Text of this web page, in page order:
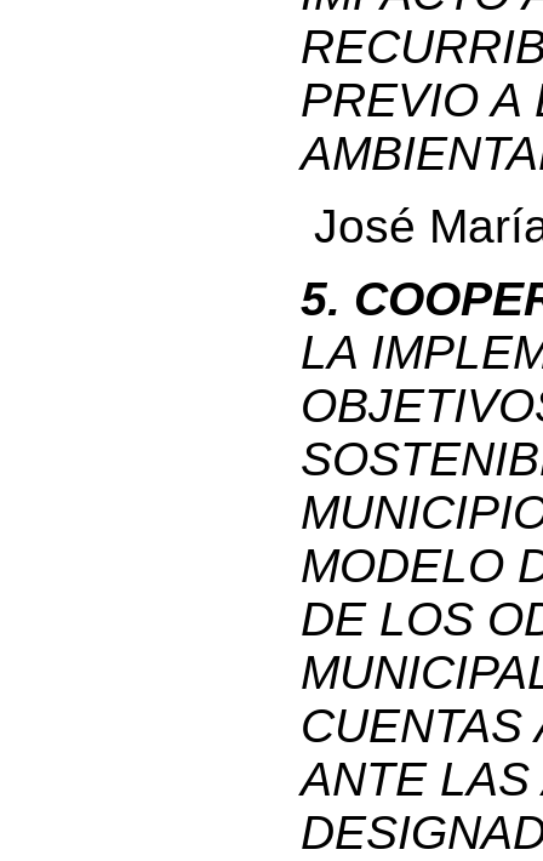
PREVIO A
José
5.
LA
MODELO
DE LOS
CUENTAS
ANTE